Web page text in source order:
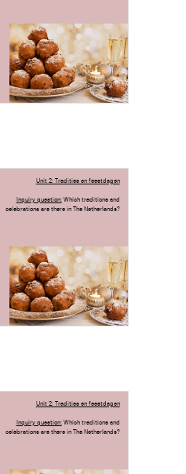
Unit 2: Tradities en feestdagen
Inquiry question:Which traditions and
celebrations are there in The Netherlands?
Unit 2: Tradities en feestdagen
Inquiry question:Which traditions and
celebrations are there in The Netherlands?